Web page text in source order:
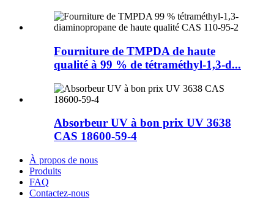
Fourniture de TMPDA de haute
qualité à 99 % de tétraméthyl-1,3-d...
Absorbeur UV à bon prix UV 3638
CAS 18600-59-4
À propos de nous
Produits
FAQ
Contactez-nous